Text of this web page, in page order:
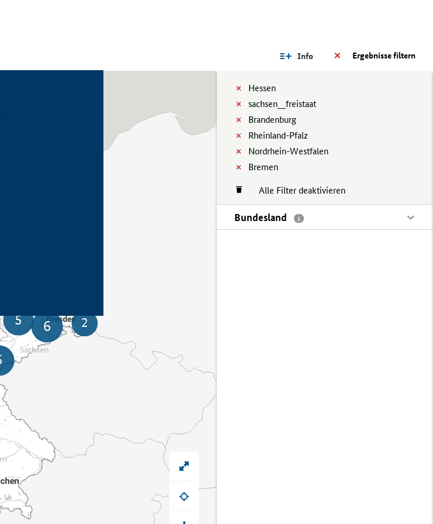
Ergebnisse filtern
Info
Hessen
sachsen__freistaat
Brandenburg
Rheinland-Pfalz
Nordrhein-Westfalen
Bremen
Alle Filter deaktivieren
Bundesland i